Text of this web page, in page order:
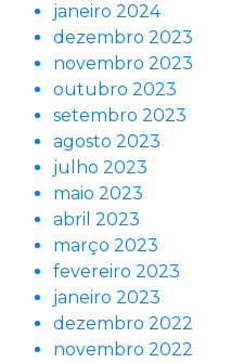
janeiro 2024
dezembro 2023
novembro 2023
outubro 2023
setembro 2023
agosto 2023
julho 2023
maio 2023
abril 2023
março 2023
fevereiro 2023
janeiro 2023
dezembro 2022
novembro 2022